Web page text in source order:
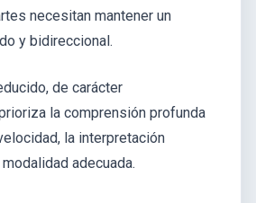
necesitan mantener un
y bidireccional.
de carácter
la comprensión profunda
la interpretación
adecuada.